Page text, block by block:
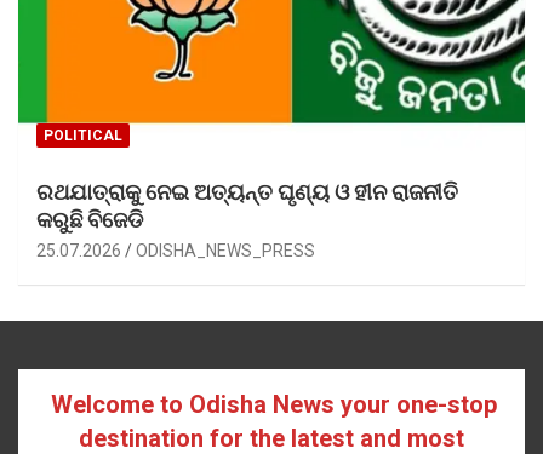
POLITICAL
ରଥଯାତ୍ରାକୁ ନେଇ ଅତ୍ୟନ୍ତ ଘୃଣ୍ୟ ଓ ହୀନ ରାଜନୀତି
କରୁଛି ବିଜେଡି
25.07.2026 ODISHA_NEWS_PRESS
Welcome to Odisha News your one-stop
destination for the latest and most